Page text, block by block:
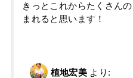
きっとこれからたくさん
まれると思います！
植地宏美 より: